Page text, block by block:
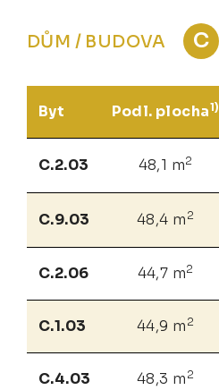
DŮM / BUDOVA C
Byt Podl. plocha1)
C.2.03 48,1 m2
C.9.03 48,4 m 2
C.2.06 44,7 m2
C.1.03 44,9 m 2
C.4.03 48,3 m 2